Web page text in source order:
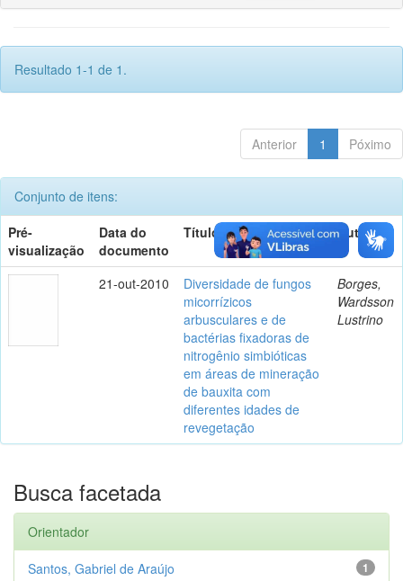
Resultado 1-1 de 1.
Anterior 1 Póximo
Conjunto de itens:
Pré-
visualização
Data do
documento
Título Autor(es)
21-out-2010
Diversidade de fungos
micorrízicos
arbusculares e de
bactérias fixadoras de
nitrogênio simbióticas
em áreas de mineração
de bauxita com
diferentes idades de
revegetação
Borges,
Wardsson
Lustrino
Busca facetada
Orientador
1
Santos, Gabriel de Araújo